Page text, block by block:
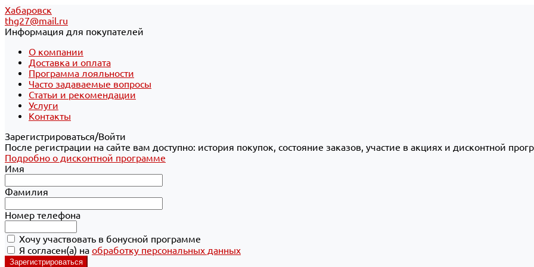
Хабаровск
thg27@mail.ru
Информация для покупателей
О компании
Доставка и оплата
Программа лояльности
Часто задаваемые вопросы
Статьи и рекомендации
Услуги
Контакты
Зарегистрироваться/Войти
После регистрации на сайте вам доступно: история покупок, состояние заказов, участие в акциях и дисконтной
Подробно о дисконтной программе
Имя
Фамилия
Номер телефона
Хочу участвовать в бонусной программе
Я согласен(а) на обработку персональных данных